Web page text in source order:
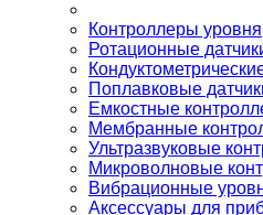
Контроллеры уровня
Ротационные
Поплавковые
Емкостные
Мембранные
Ультразвуковые
Микроволновые
Вибрационные
Аксессуары для